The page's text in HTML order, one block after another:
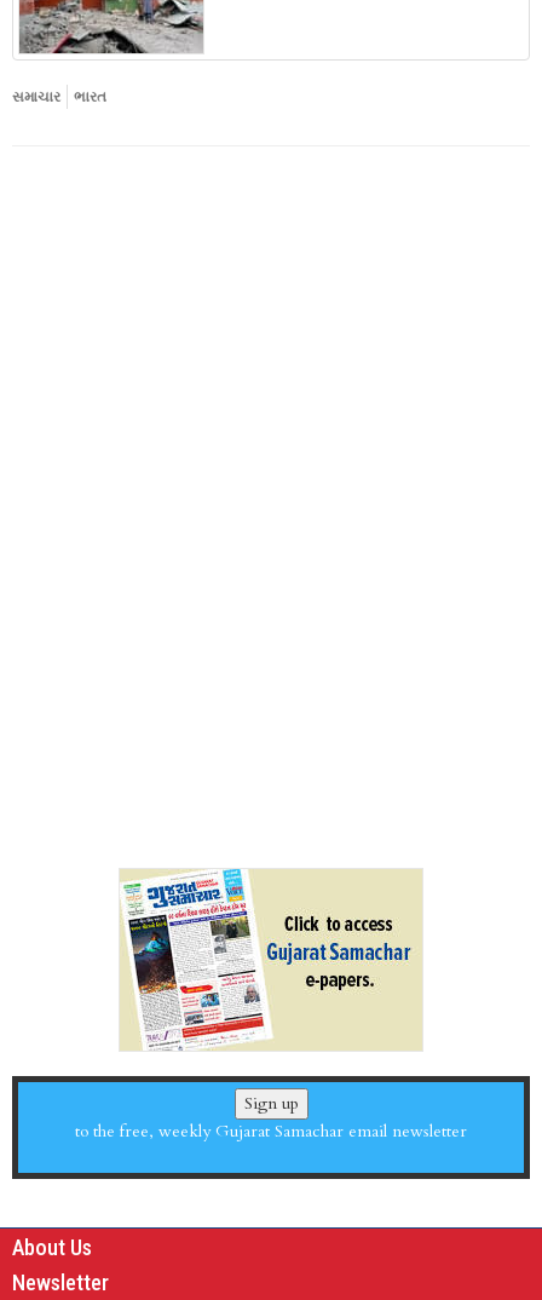
સમાચાર ભારત
Sign up
to the free, weekly Gujarat Samachar email newsletter
About Us
Newsletter